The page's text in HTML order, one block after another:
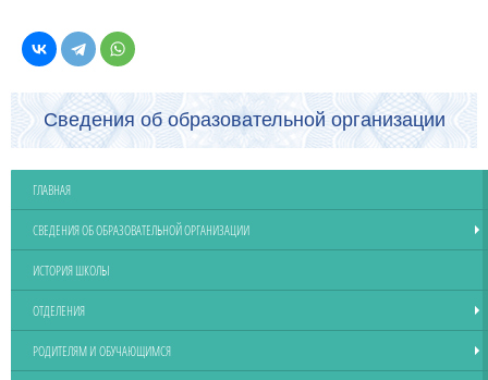
Сведения об образовательной организации
ГЛАВНАЯ
СВЕДЕНИЯ ОБ ОБРАЗОВАТЕЛЬНОЙ ОРГАНИЗАЦИИ
ИСТОРИЯ ШКОЛЫ
ОТДЕЛЕНИЯ
РОДИТЕЛЯМ И ОБУЧАЮЩИМСЯ